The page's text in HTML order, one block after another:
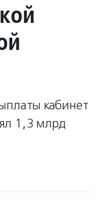
кабинет
1,3 млрд